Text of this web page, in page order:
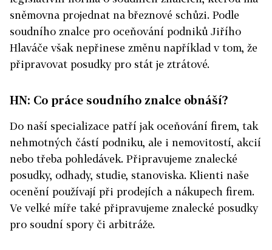
sněmovna projednat na březnové schůzi. Podle
soudního znalce pro oceňování podniků Jiřího
Hlaváče však nepřinese změnu například v tom, že
připravovat posudky pro stát je ztrátové.
HN: Co práce soudního znalce obnáší?
Do naší specializace patří jak oceňování firem, tak
nehmotných částí podniku, ale i nemovitostí, akcií
nebo třeba pohledávek. Připravujeme znalecké
posudky, odhady, studie, stanoviska. Klienti naše
ocenění používají při prodejích a nákupech firem.
Ve velké míře také připravujeme znalecké posudky
pro soudní spory či arbitráže.